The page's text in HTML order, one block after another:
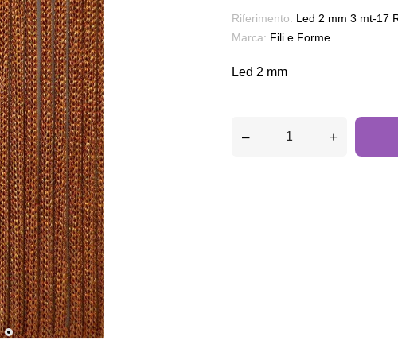
Riferimento: Led 2 mm 3 mt-17
Marca: Fili e Forme
Led 2 mm
– +